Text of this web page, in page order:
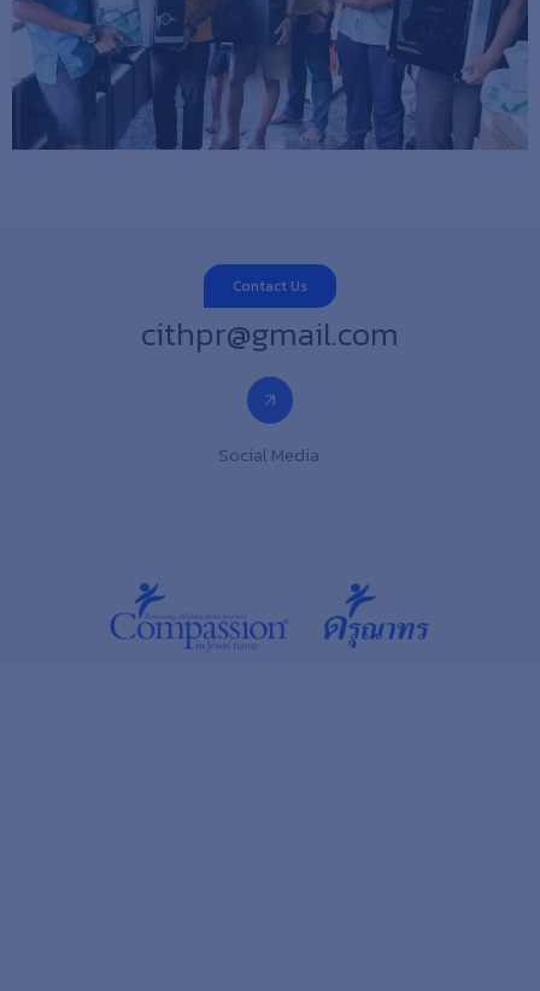
Contact Us
cithpr@gmail.com
Social Media